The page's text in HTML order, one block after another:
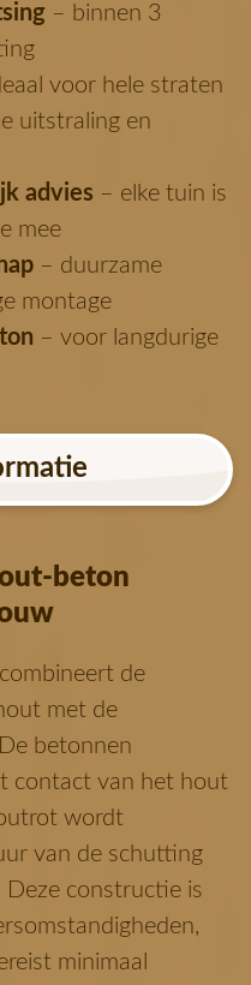
– binnen 3
voor hele straten
uitstraling en
advies – elke tuin is
mee
– duurzame
montage
– voor langdurige
beton
de
met de
De betonnen
contact van het hout
wordt
van de schutting
Deze constructie is
minimaal